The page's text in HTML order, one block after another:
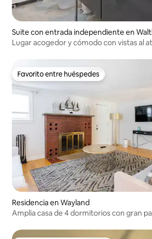
Suite con entrada independiente en
Lugar acogedor y cómodo con vistas al
Favorito entre huéspedes
Favorito entre huéspedes
Residencia en Wayland
Amplia casa de 4 dormitorios con gran